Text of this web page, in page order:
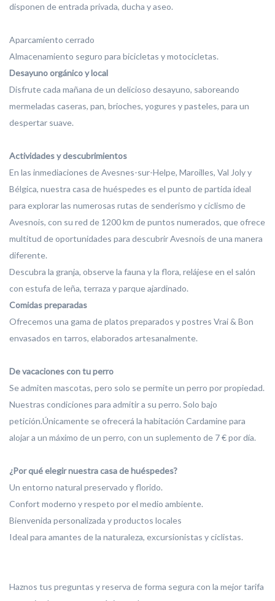
disponen de entrada privada, ducha y aseo.
Aparcamiento cerrado
Almacenamiento seguro para bicicletas y motocicletas.
Desayuno orgánico y local
Disfrute cada mañana de un delicioso desayuno, saboreando
mermeladas caseras, pan, brioches, yogures y pasteles, para un
despertar suave.
Actividades y descubrimientos
En las inmediaciones de Avesnes-sur-Helpe, Maroilles, Val Joly y
Bélgica, nuestra casa de huéspedes es el punto de partida ideal
para explorar las numerosas rutas de senderismo y ciclismo de
Avesnois, con su red de 1200 km de puntos numerados, que ofrece
multitud de oportunidades para descubrir Avesnois de una manera
diferente.
Descubra la granja, observe la fauna y la flora, relájese en el salón
con estufa de leña, terraza y parque ajardinado.
Comidas preparadas
Ofrecemos una gama de platos preparados y postres Vrai & Bon
envasados en tarros, elaborados artesanalmente.
De vacaciones con tu perro
Se admiten mascotas, pero solo se permite un perro por propiedad.
Nuestras condiciones para admitir a su perro. Solo bajo
petición.Únicamente se ofrecerá la habitación Cardamine para
alojar a un máximo de un perro, con un suplemento de 7 € por día.
¿Por qué elegir nuestra casa de huéspedes?
Un entorno natural preservado y florido.
Confort moderno y respeto por el medio ambiente.
Bienvenida personalizada y productos locales
Ideal para amantes de la naturaleza, excursionistas y ciclistas.
Haznos tus preguntas y reserva de forma segura con la mejor tarifa